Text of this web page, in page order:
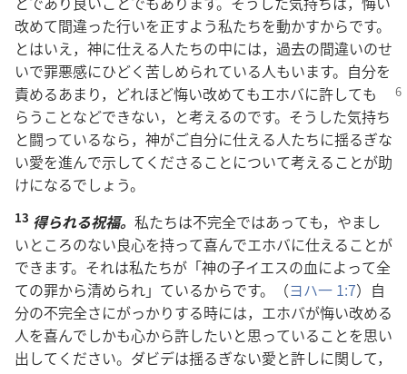
改めて間違った行いを正すよう私たちを動かすからです。
とはいえ， 神に仕える人たちの中には， 過去の間違いのせ
いで罪悪感にひどく 苦しめられている人もいます。 自分を
責めるあまり， どれほど悔い改めてもエホバに許しても
らうことなどできない，と考えるのです。そうした気持ち
と闘っているなら， 神がご自分に仕える人たちに揺るぎな
い愛を進んで示してくださることについて考えることが助
けになるでしょう。
13 得られる祝福。 私たちは不完全ではあっても，やまし
いところのない良心を持って喜んでエホバに仕えることが
できます。それは私たちが「神の子イエスの血によって全
ての罪から清められ」ているからです。（ヨハ一 1:7） 自
分の不完全さにがっかりする時には，エホバが悔い改める
人を喜んでしかも心から許したいと思っていることを思い
出してください。ダビデは揺るぎない愛と許しに関して，